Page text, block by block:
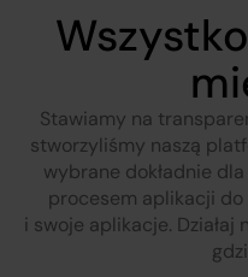
Stawiamy na
stworzyliśmy naszą
wybrane dokładnie
procesem aplikacji
i swoje aplikacje. Działaj